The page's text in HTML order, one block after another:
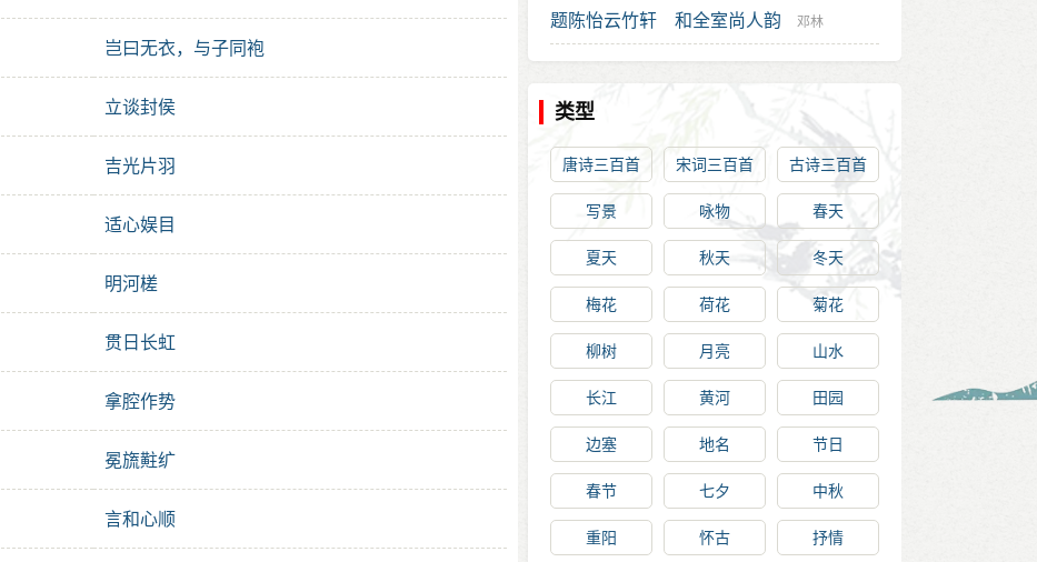
岂曰无衣，与子同袍
立谈封侯
吉光片羽
适心娱目
明河槎
贯日长虹
拿腔作势
冕旒黈纩
言和心顺
题陈怡云竹轩 和全室尚人韵 邓林
类型
唐诗三百首 宋词三百首 古诗三百首
写景 咏物 春天
夏天 秋天 冬天
梅花 荷花 菊花
柳树 月亮 山水
长江 黄河 田园
边塞 地名 节日
春节 七夕 中秋
重阳 怀古 抒情